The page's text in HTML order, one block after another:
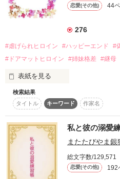
看護師として働きながら、
幼い双子を育てている
シングルマザーの谷本葵は、
白河晃介との別れを
ずっと後悔していた。
無理やり選ばされた道だった
……だとしても。
☆
「あなたを愛してると言いなが
彼を信じられなかった」
偶然の再会で、
恋愛(その他) 44
276
#虐げられヒロイン #ハッピーエンド #
#ドアマットヒロイン
#姉妹格差 #継母
表紙を見る
和未（なごみ）は虐待されて育っ
２５歳になった今も奴隷同然だ。
そんな彼女に結婚しろと父は言
相手は６５歳の好色な老人。
絶望している和未を、イケメン
が……。
検索結果
タイトル
キーワード 作家名
私と彼の溺愛
またたびやま銀
総文字数/129,571
恋愛(その他) 192